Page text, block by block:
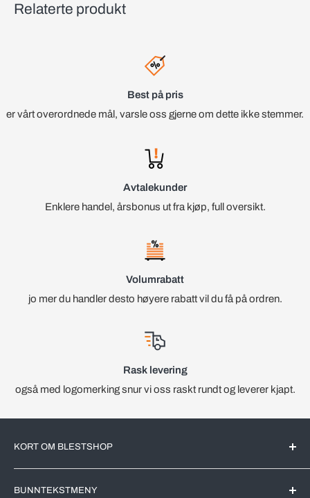
Relaterte produkt
Best på pris
er vårt overordnede mål, varsle oss gjerne om dette ikke stemmer.
Avtalekunder
Enklere handel, årsbonus ut fra kjøp, full oversikt.
Volumrabatt
jo mer du handler desto høyere rabatt vil du få på ordren.
Rask levering
også med logomerking snur vi oss raskt rundt og leverer kjapt.
KORT OM BLESTSHOP
det Norske markedet. All videreforedling av produktene blir
BUNNTEKSTMENY